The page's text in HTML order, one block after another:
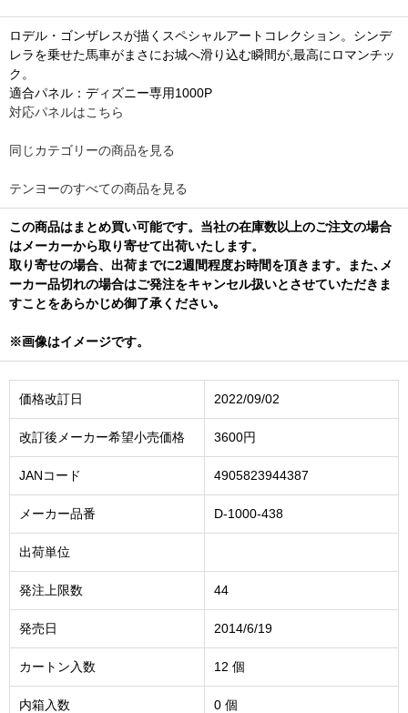
ロデル・ゴンザレスが描くスペシャルアートコレクション。シンデ
レラを乗せた馬車がまさにお城へ滑り込む瞬間が,最高にロマンチッ
ク。
適合パネル：ディズニー専用1000P
対応パネルはこちら
同じカテゴリーの商品を見る
テンヨーのすべての商品を見る
この商品はまとめ買い可能です。当社の在庫数以上のご注文の場合
はメーカーから取り寄せて出荷いたします。
取り寄せの場合、出荷までに2週間程度お時間を頂きます。また､メ
ーカー品切れの場合はご発注をキャンセル扱いとさせていただきま
すことをあらかじめ御了承ください｡
※画像はイメージです。
価格改訂日 2022/09/02
改訂後メーカー希望小売価格 3600円
JANコード 4905823944387
メーカー品番 D-1000-438
出荷単位
発注上限数 44
発売日 2014/6/19
カートン入数 12 個
内箱入数 0 個